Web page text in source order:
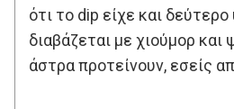
ότι το dip είχε και
διαβάζεται με χιούμορ και
άστρα προτείνουν, εσείς